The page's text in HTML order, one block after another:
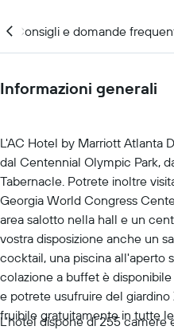
Consigli e domande
Informazioni generali
L'AC Hotel by Marriott Atlanta
dal Centennial Olympic Park,
Tabernacle. Potrete inoltre
Georgia World Congress
area salotto nella hall e un
vostra disposizione anche un
cocktail, una piscina all'aperto
colazione a buffet è
e potrete usufruire del
fruibile gratuitamente in tutte
L'hotel dispone di 255 camere